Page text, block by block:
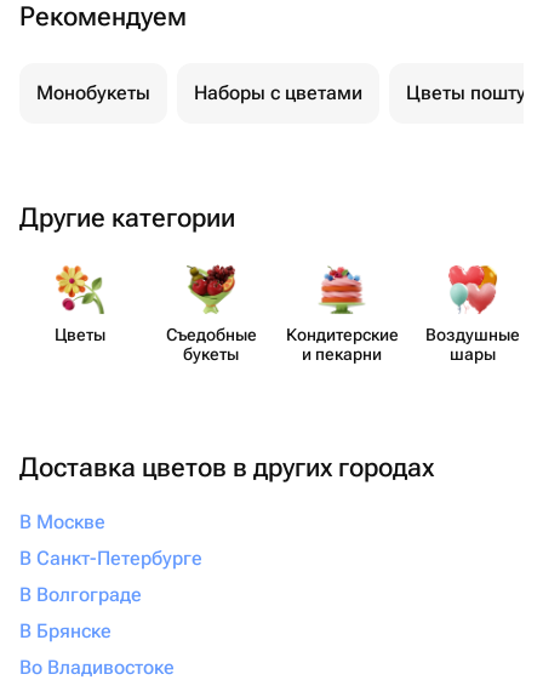
Рекомендуем
Монобукеты Наборы с цветами Цветы
Другие категории
Цветы
Съедобные
букеты
Кондит​ерские
и пекарни
Воздушные
шары
Доставка цветов в других городах
В Москве
В Санкт-Петербурге
В Волгограде
В Брянске
Во Владивостоке